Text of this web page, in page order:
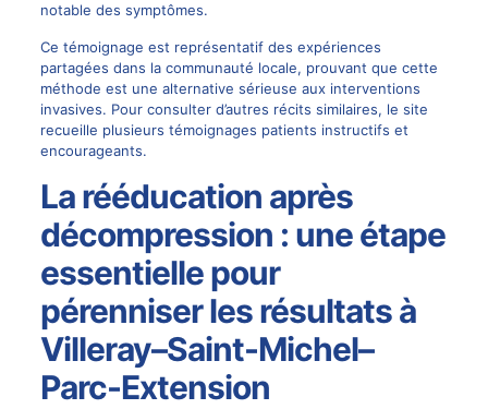
notable des symptômes.
Ce témoignage est représentatif des expériences
partagées dans la communauté locale, prouvant que cette
méthode est une alternative sérieuse aux interventions
invasives. Pour consulter d’autres récits similaires, le site
recueille plusieurs témoignages patients instructifs et
encourageants.
La rééducation après
décompression : une étape
essentielle pour
pérenniser les résultats à
Villeray–Saint-Michel–
Parc-Extension